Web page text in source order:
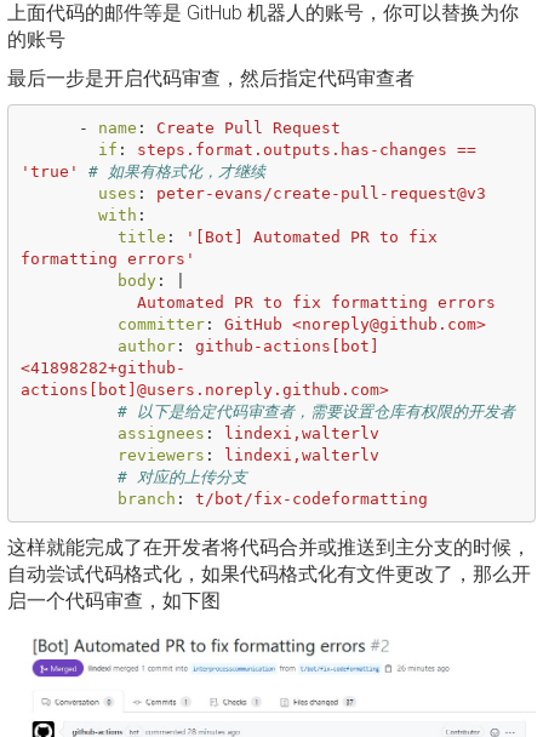
上面代码的邮件等是 GitHub 机器人的账号，你可以替换为你
的账号
最后一步是开启代码审查，然后指定代码审查者
- name :
Create Pull Request
if :
steps.format.outputs.has-changes ==
'true'
# 如果有格式化，才继续
uses :
peter-evans/create-pull-request@v3
with :
title : ' [Bot] Automated PR to
fix
formatting errors'
body:
Automated PR to fix formatting errors
committer:
GitHub <noreply@github.com>
author:
github-actions[bot]
<41898282+github-
actions[bot]@users.noreply.github.com>
# 以下是给定代码审查者，需要设置仓库有权限的开发者
assignees :
lindexi,walterlv
reviewers :
lindexi,walterlv
# 对应的上传分支
branch : t/bot/fix-codeformatting
这样就能完成了在开发者将代码合并或推送到主分支的时候，
自动尝试代码格式化，如果代码格式化有文件更改了，那么开
启一个代码审查，如下图